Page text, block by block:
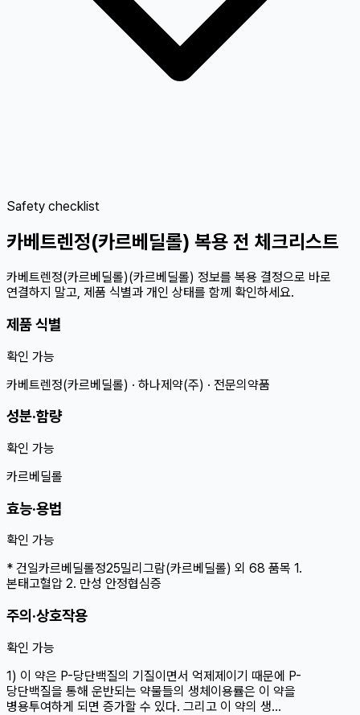
Safety checklist
카베트렌정(카르베딜롤) 복용 전 체크리스트
카베트렌정(카르베딜롤)(카르베딜롤) 정보를 복용 결정으로 바로
연결하지 말고, 제품 식별과 개인 상태를 함께 확인하세요.
제품 식별
확인 가능
카베트렌정(카르베딜롤) · 하나제약(주) · 전문의약품
성분·함량
확인 가능
카르베딜롤
효능·용법
확인 가능
* 건일카르베딜롤정25밀리그람(카르베딜롤) 외 68 품목 1.
본태고혈압 2. 만성 안정협심증
주의·상호작용
확인 가능
1) 이 약은 P-당단백질의 기질이면서 억제제이기 때문에 P-
당단백질을 통해 운반되는 약물들의 생체이용률은 이 약을
병용투여하게 되면 증가할 수 있다. 그리고 이 약의 생…